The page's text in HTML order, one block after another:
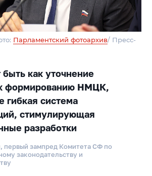
Парламентский фотоархив/ Пресс-
как уточнение
формированию НМЦК,
гибкая система
стимулирующая
разработки
зампред Комитета СФ по
законодательству и